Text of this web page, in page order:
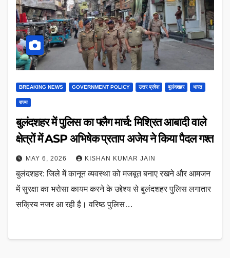
BREAKING NEWS GOVERNMENT POLICY उत्तर प्रदेश बुलंदशहर भारत
राज्य
बुलंदशहर में पुलिस का फ्लैग मार्च: मिश्रित आबादी वाले
क्षेत्रों में ASP अभिषेक प्रताप अजेय ने किया पैदल गश्त
MAY 6, 2026 KISHAN KUMAR JAIN
बुलंदशहर: जिले में कानून व्यवस्था को मजबूत बनाए रखने और आमजन
में सुरक्षा का भरोसा कायम करने के उद्देश्य से बुलंदशहर पुलिस लगातार
सक्रिय नजर आ रही है। वरिष्ठ पुलिस…